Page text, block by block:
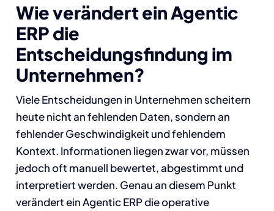
Wie verändert ein Agentic
ERP die
Entscheidungsfindung im
Unternehmen?
Viele Entscheidungen in Unternehmen scheitern
heute nicht an fehlenden Daten, sondern an
fehlender Geschwindigkeit und fehlendem
Kontext. Informationen liegen zwar vor, müssen
jedoch oft manuell bewertet, abgestimmt und
interpretiert werden. Genau an diesem Punkt
verändert ein Agentic ERP die operative